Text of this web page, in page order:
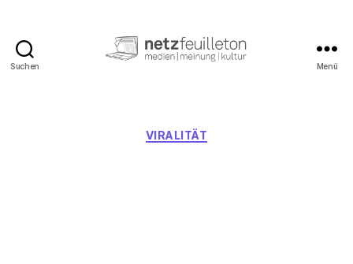
Suchen Menü
Kategorien
VIRALITÄT